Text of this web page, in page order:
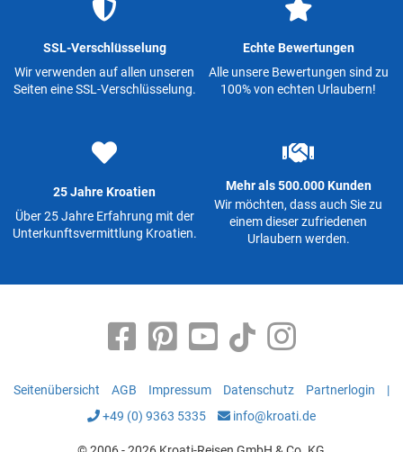
SSL-Verschlüsselung
Wir verwenden auf allen unseren
Seiten eine SSL-Verschlüsselung.
Echte Bewertungen
Alle unsere Bewertungen sind zu
100% von echten Urlaubern!
25 Jahre Kroatien
Über 25 Jahre Erfahrung mit der
Unterkunftsvermittlung Kroatien.
Mehr als 500.000 Kunden
Wir möchten, dass auch Sie zu
einem dieser zufriedenen
Urlaubern werden.
Seitenübersicht AGB Impressum Datenschutz Partnerlogin
|
+49 (0) 9363 5335
info@kroati.de